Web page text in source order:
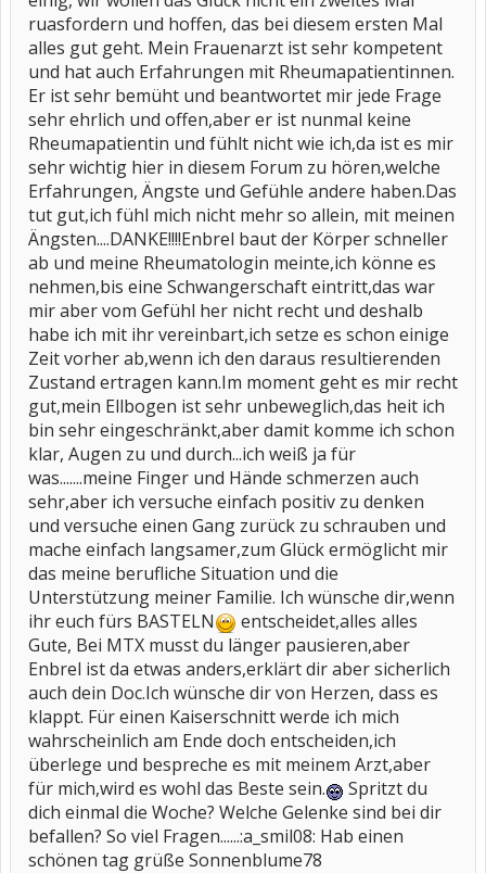
ruasfordern und hoffen, das bei diesem ersten Mal
alles gut geht. Mein Frauenarzt ist sehr kompetent
und hat auch Erfahrungen mit Rheumapatientinnen.
Er ist sehr bemüht und beantwortet mir jede Frage
sehr ehrlich und offen,aber er ist nunmal keine
Rheumapatientin und fühlt nicht wie ich,da ist es mir
sehr wichtig hier in diesem Forum zu hören,welche
Erfahrungen, Ängste und Gefühle andere haben.Das
tut gut,ich fühl mich nicht mehr so allein, mit meinen
Ängsten....DANKE!!!!Enbrel baut der Körper schneller
ab und meine Rheumatologin meinte,ich könne es
nehmen,bis eine Schwangerschaft eintritt,das war
mir aber vom Gefühl her nicht recht und deshalb
habe ich mit ihr vereinbart,ich setze es schon einige
Zeit vorher ab,wenn ich den daraus resultierenden
Zustand ertragen kann.Im moment geht es mir recht
gut,mein Ellbogen ist sehr unbeweglich,das heit ich
bin sehr eingeschränkt,aber damit komme ich schon
klar, Augen zu und durch...ich weiß ja für
was.......meine Finger und Hände schmerzen auch
sehr,aber ich versuche einfach positiv zu denken
und versuche einen Gang zurück zu schrauben und
mache einfach langsamer,zum Glück ermöglicht mir
das meine berufliche Situation und die
Unterstützung meiner Familie. Ich wünsche dir,wenn
ihr euch fürs BASTELN
entscheidet,alles alles
Gute, Bei MTX musst du länger pausieren,aber
Enbrel ist da etwas anders,erklärt dir aber sicherlich
auch dein Doc.Ich wünsche dir von Herzen, dass es
klappt. Für einen Kaiserschnitt werde ich mich
wahrscheinlich am Ende doch entscheiden,ich
überlege und bespreche es mit meinem Arzt,aber
für mich,wird es wohl das Beste sein.
Spritzt du
dich einmal die Woche? Welche Gelenke sind bei dir
befallen? So viel Fragen......:a_smil08: Hab einen
schönen tag grüße Sonnenblume78